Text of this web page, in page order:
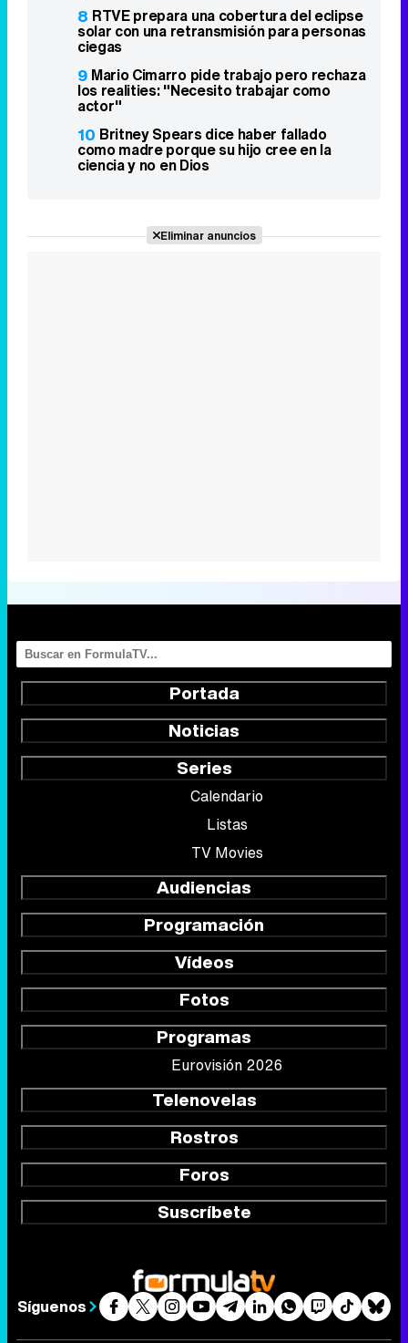
8 RTVE prepara una cobertura del eclipse
solar con una retransmisión para personas
ciegas
9 Mario Cimarro pide trabajo pero rechaza
los realities: "Necesito trabajar como
actor"
10 Britney Spears dice haber fallado
como madre porque su hijo cree en la
ciencia y no en Dios
Eliminar anuncios
Portada
Noticias
Series
Calendario
Listas
TV Movies
Audiencias
Programación
Vídeos
Fotos
Programas
Eurovisión 2026
Telenovelas
Rostros
Foros
Suscríbete
Síguenos